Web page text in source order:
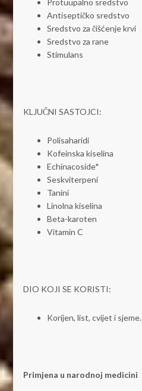
Protuupalno sredstvo
Antiseptičko sredstvo
Sredstvo za čišćenje krvi
Sredstvo za rane
Stimulans
KLJUČNI SASTOJCI:
Polisaharidi
Kofeinska kiselina
Echinacoside*
Seskviterpeni
Tanini
Linolna kiselina
Beta-karoten
Vitamin C
DIO KOJI SE KORISTI:
Korijen, list, cvijet i sjeme.
Primjena u narodnoj medicini